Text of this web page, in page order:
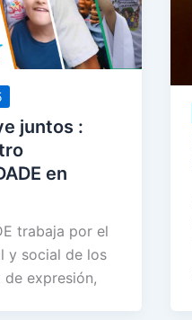
juntos :
en
trabaja por el
y social de los
de expresión,